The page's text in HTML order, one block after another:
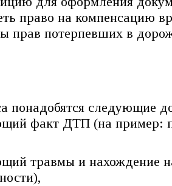
право на компенсацию
прав потерпевших в
понадобятся следующие
факт ДТП (на пример:
травмы и нахождение